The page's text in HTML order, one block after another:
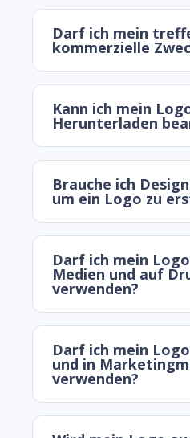
Darf ich mein
kommerzielle
Kann ich mein
Herunterladen
Brauche ich
um ein Logo zu
Darf ich mein
Medien und auf
verwenden?
Darf ich mein
und in
verwenden?